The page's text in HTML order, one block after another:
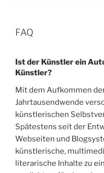
FAQ
Ist der Künstler ein
Künstler?
Mit dem Aufkommen
Jahrtausendwende
künstlerischen
Spätestens seit der
Webseiten und
künstlerische,
literarische Inhalte zu